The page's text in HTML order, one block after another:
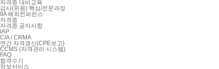
자격증 대비교육
감사(위원) 핵심/전문과정
IIA 해외컨퍼런스
자격증
자격증 공지사항
IAP
CIA / CRMA
연간 자격갱신(CPE보고)
CCMS (자격관리 시스템)
FAQ
합격수기
정보서비스